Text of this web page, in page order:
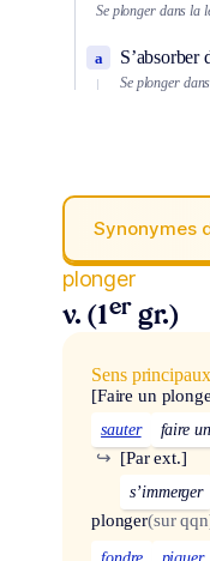
Se plonger dans la
S’absorber
a
Se plonger
Synonymes
plonger
v. (1er gr.)
Sens principaux
[Faire un
sauter faire
[Par ext.]
↪
s’immerger
plonger(sur